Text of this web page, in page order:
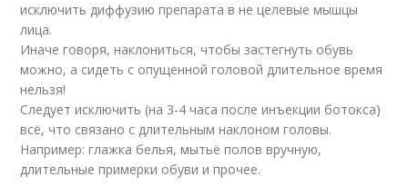
исключить диффузию препарата в не целевые мышцы
лица.
Иначе говоря, наклониться, чтобы застегнуть обувь
можно, а сидеть с опущенной головой длительное время
нельзя!
Следует исключить (на 3-4 часа после инъекции ботокса)
всё, что связано с длительным наклоном головы.
Например: глажка белья, мытьё полов вручную,
длительные примерки обуви и прочее.